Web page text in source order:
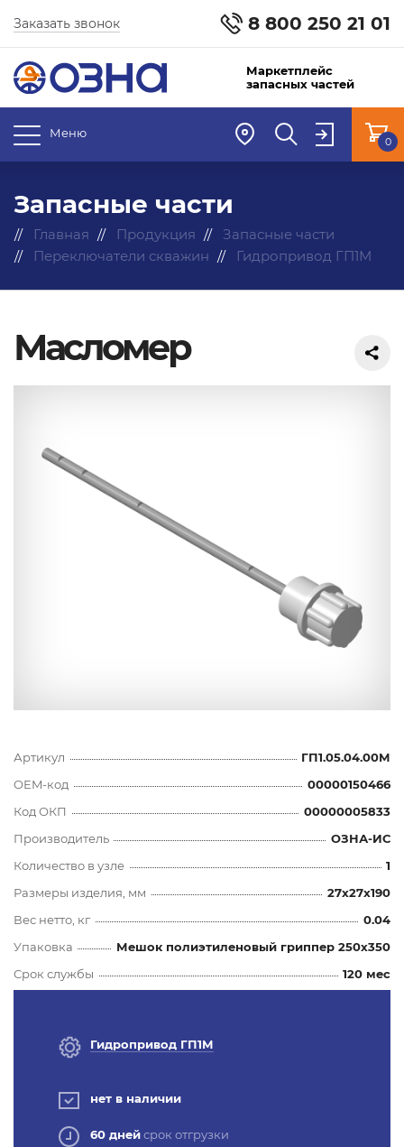
8 800 250 21 01
Заказать звонок
Маркетплейс
запасных частей
Меню
0
Запасные части
Главная Продукция
Запасные части
Переключатели скважин
Гидропривод ГП1М
Масломер
Артикул
ГП1.05.04.00М
OEM-код
00000150466
Код ОКП
00000005833
Производитель
ОЗНА-ИС
Количество в узле
1
Размеры изделия, мм
27x27x190
Вес нетто, кг
0.04
Упаковка
Мешок полиэтиленовый гриппер 250х350
Срок службы
120 мес
Гидропривод ГП1М
нет в наличии
60 днейсрок отгрузки